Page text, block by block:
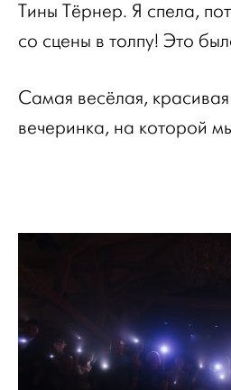
Тины Тёрнер. Я спела,
со сцены в толпу! Это
Самая весёлая,
вечеринка, на которой